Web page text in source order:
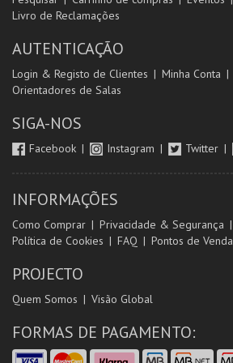
Livro de Reclamações
AUTENTICAÇÃO
Login & Registo de Clientes Minha Conta
Orientadores de Salas
SIGA-NOS
Facebook Instagram Twitter
INFORMAÇÕES
Como Comprar Privacidade & Segurança
Política de Cookies
FAQ Pontos de Venda
PROJECTO
Quem Somos Visão Global
FORMAS DE PAGAMENTO: